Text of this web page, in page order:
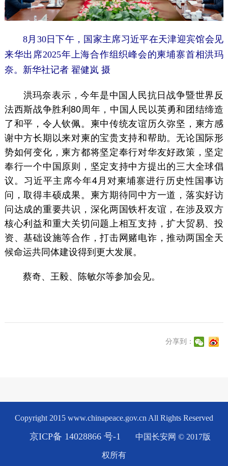
8月30日下午，国家主席习近平在天津迎宾馆会见
来华出席2025年上海合作组织峰会的柬埔寨首相洪玛
奈。新华社记者 翟健岚 摄
洪玛奈表示，今年是中国人民抗日战争暨世界反
法西斯战争胜利80周年，中国人民以英勇和团结缔造
了和平，令人钦佩。柬中传统友谊历久弥坚，柬方感
谢中方长期以来对柬的宝贵支持和帮助。无论国际形
势如何变化，柬方都将坚定奉行对华友好政策，坚定
奉行一个中国原则，坚定支持中方提出的三大全球倡
议。习近平主席今年4月对柬埔寨进行历史性国事访
问，取得丰硕成果。柬方期待同中方一道，落实好访
问达成的重要共识，深化两国铁杆友谊，在涉及双方
核心利益和重大关切问题上相互支持，扩大贸易、投
资、基础设施等合作，打击网赌电诈，推动两国全天
候命运共同体建设得到更大发展。
蔡奇、王毅、陈敏尔等参加会见。
分享到：
Copyright 2015 www.chinapeace.gov.cn All Rights Reserved
京ICP备 14028866 号-1 中国长安网 © 2017版
权所有